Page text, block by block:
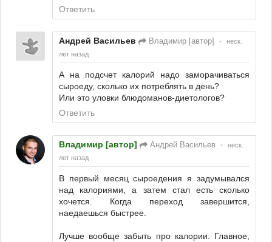
Ответить
Андрей Васильев Владимир [автор] •
неск.
лет назад
А на подсчет калорий надо заморачиваться
сыроеду, сколько их потреблять в день?
Или это уловки блюдоманов-диетологов?
Ответить
Владимир [автор] Андрей Васильев •
неск.
лет назад
В первый месяц сыроедения я задумывался
над калориями, а затем стал есть сколько
хочется. Когда переход завершится,
наедаешься быстрее.
Лучше вообще забыть про калории. Главное,